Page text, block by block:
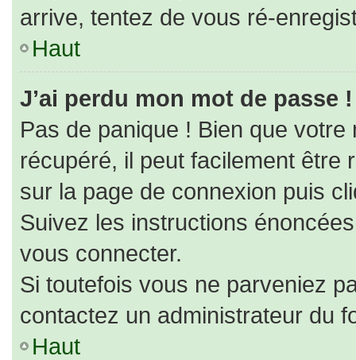
arrive, tentez de vous ré-
Haut
J’ai perdu mon mot de passe !
Pas de panique ! Bien que
récupéré, il peut facilement être
sur la page de connexion puis
Suivez les instructions
vous connecter.
Si toutefois vous ne parveniez
contactez un administrateur du
Haut